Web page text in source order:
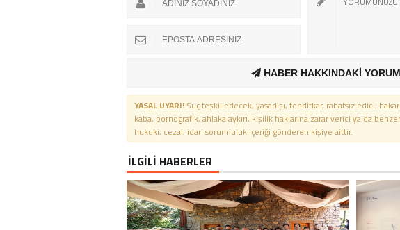
HABER HAKKINDAKİ
YASAL UYARI! Suç teşkil edecek, yasadışı, tehditkar, rahatsız edici,
kaba, pornografik, ahlaka aykırı, kişilik haklarına zarar verici ya da
hukuki, cezai, idari sorumluluk içeriği gönderen kişiye aittir.
İLGİLİ HABERLER